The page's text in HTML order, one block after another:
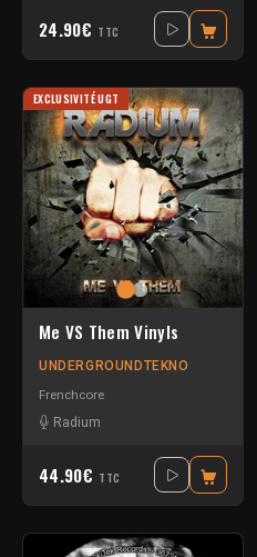
24.90€ TTC
EXCLUSIVITÉ UGT
Me VS Them Vinyls
UNDERGROUNDTEKNO
Frenchcore
Radium
44.90€ TTC